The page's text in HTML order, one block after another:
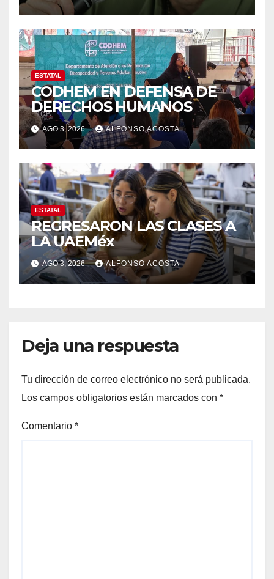
ESTATAL
CODHEM EN DEFENSA DE
DERECHOS HUMANOS
AGO 3, 2026 ALFONSO ACOSTA
ESTATAL
REGRESARON LAS CLASES A
LA UAEMéx
AGO 3, 2026 ALFONSO ACOSTA
Deja una respuesta
Tu dirección de correo electrónico no será publicada.
Los campos obligatorios están marcados con *
Comentario *